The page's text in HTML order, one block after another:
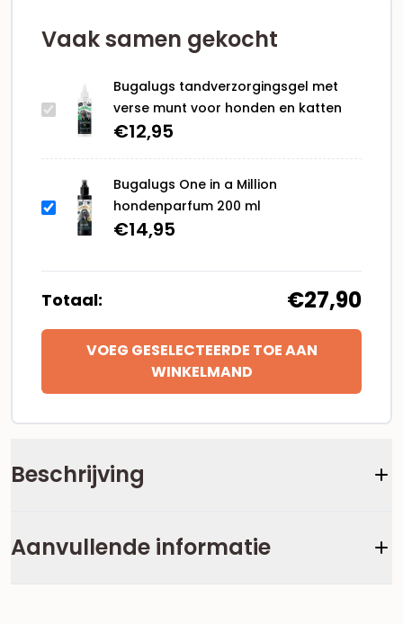
Beschrijving
Aanvullende informatie
Vaak samen gekocht
Bugalugs tandverzorgingsgel met
verse munt voor honden en katten
€12,95
Bugalugs One in a Million
hondenparfum 200 ml
€14,95
Totaal: €27,90
VOEG GESELECTEERDE TOE AAN
WINKELMAND